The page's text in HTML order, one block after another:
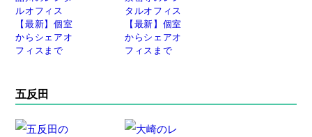
ルオフィス
【最新】個室
からシェアオ
フィスまで
タルオフィス
【最新】個室
からシェアオ
フィスまで
五反田